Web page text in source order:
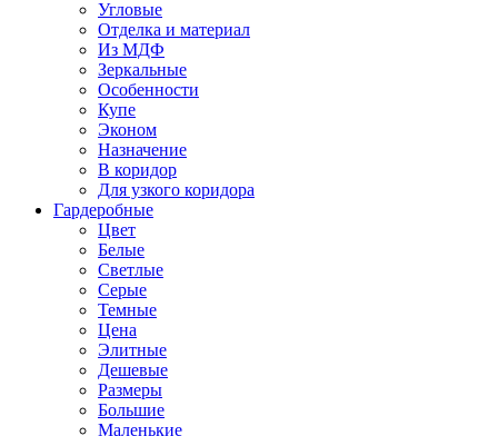
Угловые
Отделка и материал
Из МДФ
Зеркальные
Особенности
Купе
Эконом
Назначение
В коридор
Для узкого коридора
Гардеробные
Цвет
Белые
Светлые
Серые
Темные
Цена
Элитные
Дешевые
Размеры
Большие
Маленькие